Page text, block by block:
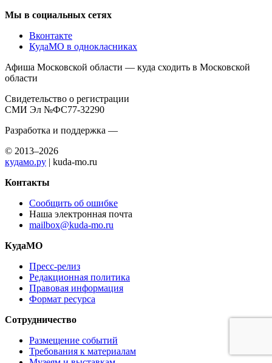
Мы в социальных сетях
Вконтакте
КудаМО в однокласниках
Афиша Московской области — куда сходить в Московской
области
Свидетельство о регистрации
СМИ Эл №ФС77-32290
Разработка и поддержка —
© 2013–2026
кудамо.ру | kuda-mo.ru
Контакты
Сообщить об ошибке
Наша электронная почта
mailbox@kuda-mo.ru
КудаМО
Пресс-релиз
Редакционная политика
Правовая информация
Формат ресурса
Сотрудничество
Размещение событий
Требования к материалам